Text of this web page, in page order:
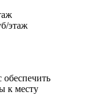
этаж
к месту